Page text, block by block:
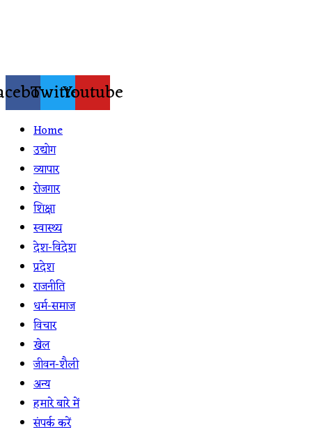
TwitterYoutube
Home
उद्योग
व्यापार
रोजगार
शिक्षा
स्वास्थ्य
देश-विदेश
प्रदेश
राजनीति
धर्म-समाज
विचार
खेल
जीवन-शैली
अन्य
हमारे बारे में
संपर्क करें